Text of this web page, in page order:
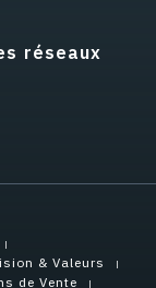
réseaux
& Valeurs
de Vente